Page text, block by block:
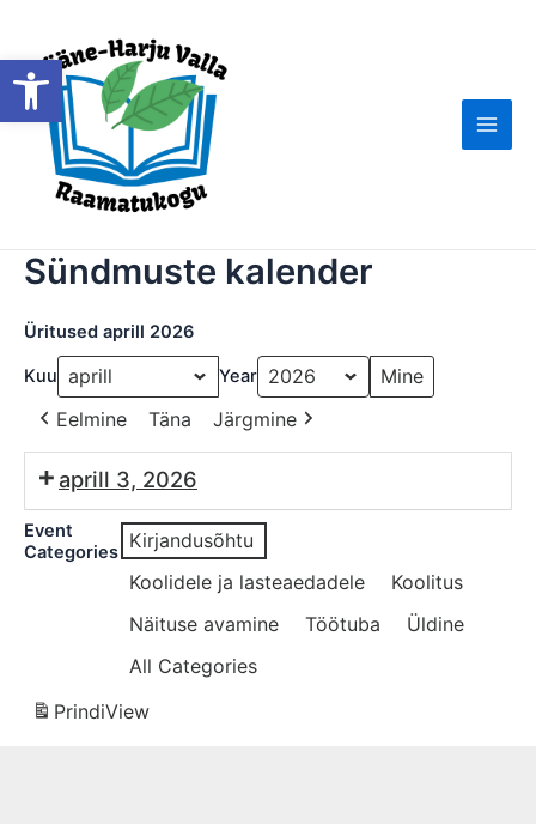
Open toolbar
content
Main
Sündmuste kalender
Üritused aprill 2026
Kuu Year
Eelmine Täna Järgmine
aprill 3, 2026
Event
Categories Kirjandusõhtu
Koolidele ja lasteaedadele
Koolitus
Näituse avamine
Töötuba
Üldine
All Categories
PrindiView